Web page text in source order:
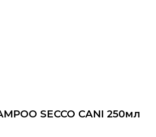
SECCO CANI 250мл